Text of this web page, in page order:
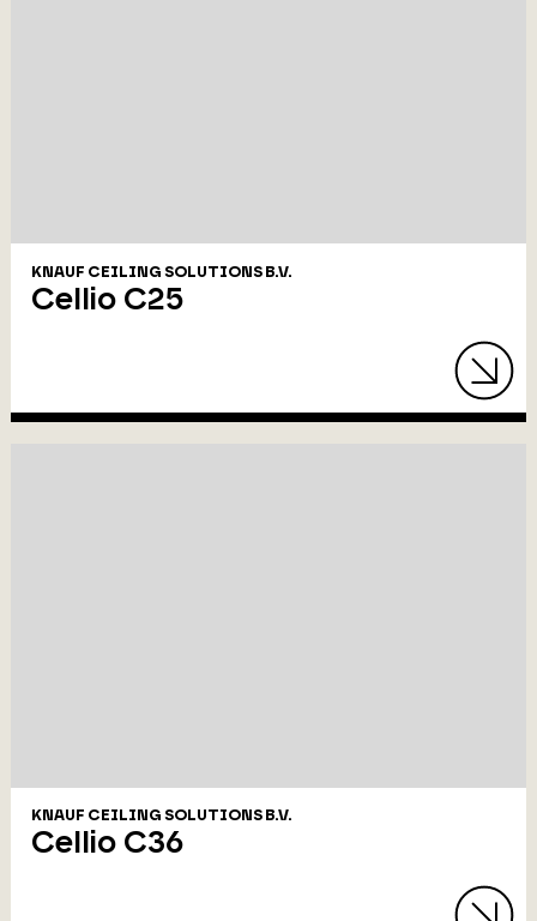
KNAUF CEILING SOLUTIONS B.V.
Cellio C25
KNAUF CEILING SOLUTIONS B.V.
Cellio C36